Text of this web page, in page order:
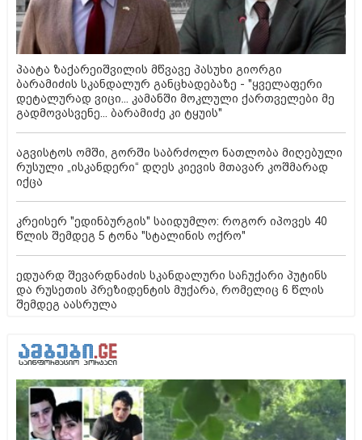
პაატა ზაქარეიშვილის მწვავე პასუხი გიორგი
ბარამიძის სკანდალურ განცხადებაზე - "ყველაფერი
დეტალურად ვიცი... კამანში მოკლული ქართველები მე
გადმოვასვენე... ბარამიძე კი ტყუის"
აგვისტოს ომში, გორში საბრძოლო ნათლობა მიღებული
რუსული „ისკანდერი“ დღეს კიევის მთავარ კოშმარად
იქცა
კრეისერ "ედინბურგის" საიდუმლო: როგორ იპოვეს 40
წლის შემდეგ 5 ტონა "სტალინის ოქრო"
ედუარდ შევარდნაძის სკანდალური საჩუქარი პუტინს
და რუსეთის პრეზიდენტის მუქარა, რომელიც 6 წლის
შემდეგ აასრულა